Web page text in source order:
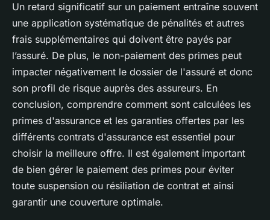
Un retard significatif sur un paiement entraîne souvent
une application systématique de pénalités et autres
frais supplémentaires qui doivent être payés par
l’assuré. De plus, le non-paiement des primes peut
impacter négativement le dossier de l'assuré et donc
son profil de risque auprès des assureurs. En
conclusion, comprendre comment sont calculées les
primes d'assurance et les garanties offertes par les
différents contrats d'assurance est essentiel pour
choisir la meilleure offre. Il est également important
de bien gérer le paiement des primes pour éviter
toute suspension ou résiliation de contrat et ainsi
garantir une couverture optimale.